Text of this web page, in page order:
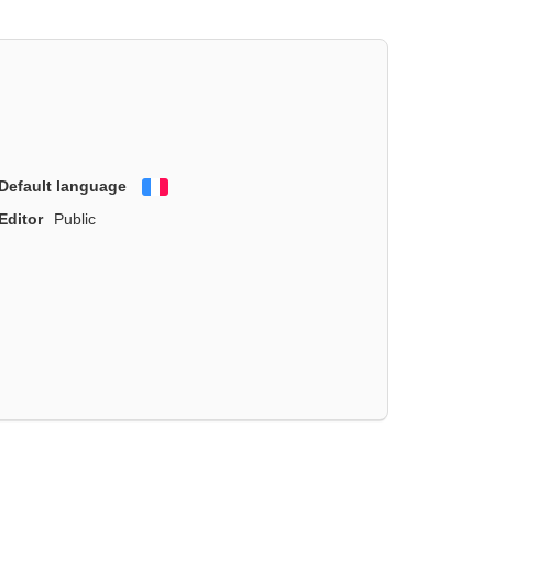
Default language
Editor
Public